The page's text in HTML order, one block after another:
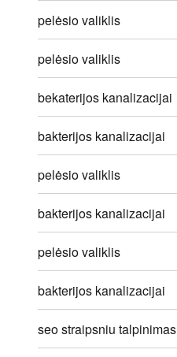
pelėsio valiklis
pelėsio valiklis
bekaterijos kanalizacijai
bakterijos kanalizacijai
pelėsio valiklis
bakterijos kanalizacijai
pelėsio valiklis
bakterijos kanalizacijai
seo straipsniu talpinimas